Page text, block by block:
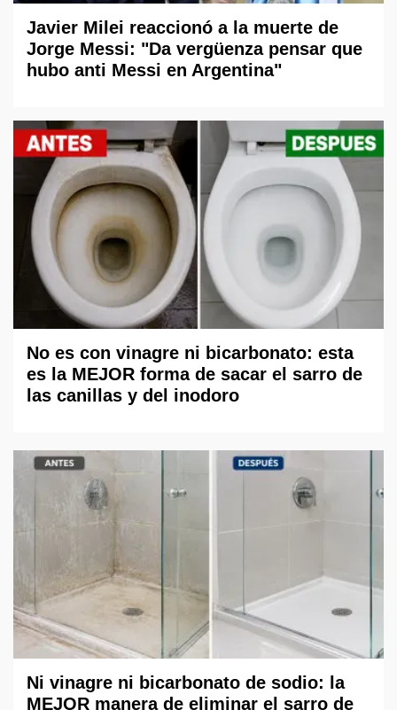
Javier Milei reaccionó a la muerte de
Jorge Messi: "Da vergüenza pensar que
hubo anti Messi en Argentina"
No es con vinagre ni bicarbonato: esta
es la MEJOR forma de sacar el sarro de
las canillas y del inodoro
Ni vinagre ni bicarbonato de sodio: la
MEJOR manera de eliminar el sarro de